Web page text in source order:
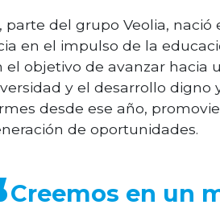
parte del grupo Veolia,
en el impulso de la
el objetivo de avanzar hacia
y el desarrollo digno
desde ese año,
de oportunidades.
Creemos en un